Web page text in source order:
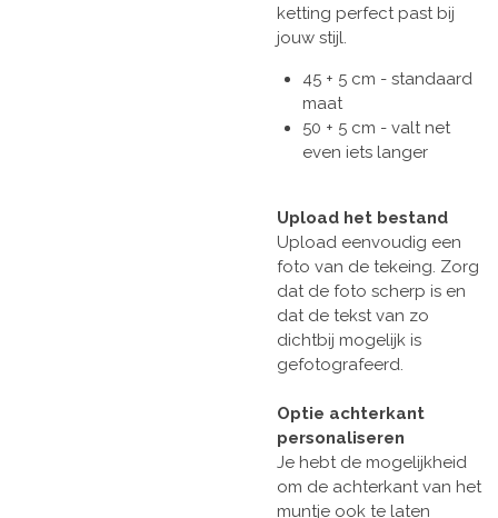
ketting perfect past bij
jouw stijl.
45 + 5 cm - standaard
maat
50 + 5 cm - valt net
even iets langer
Upload het bestand
Upload eenvoudig een
foto van de tekeing. Zorg
dat de foto scherp is en
dat de tekst van zo
dichtbij mogelijk is
gefotografeerd.
Optie achterkant
personaliseren
Je hebt de mogelijkheid
om de achterkant van het
muntje ook te laten